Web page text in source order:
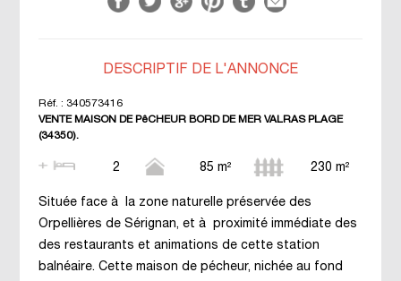
DESCRIPTIF DE L'ANNONCE
Réf. : 340573416
VENTE MAISON DE PêCHEUR BORD DE MER VALRAS PLAGE
(34350).
2 85 m² 230 m²
Située face à la zone naturelle préservée des
Orpellières de Sérignan, et à proximité immédiate des
des restaurants et animations de cette station
balnéaire. Cette maison de pécheur, nichée au fond